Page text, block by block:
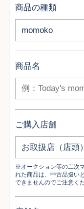
商品の種類
商品名
ご購入店舗
※オークション等の二次
れた商品は、中古品扱い
できませんのでご注意く